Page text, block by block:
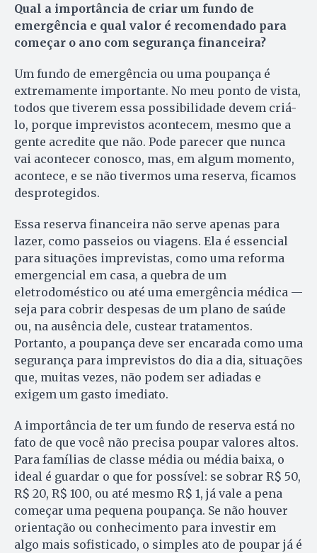
Qual a importância de criar um fundo de
emergência e qual valor é recomendado para
começar o ano com segurança financeira?
Um fundo de emergência ou uma poupança é
extremamente importante. No meu ponto de vista,
todos que tiverem essa possibilidade devem criá-
lo, porque imprevistos acontecem, mesmo que a
gente acredite que não. Pode parecer que nunca
vai acontecer conosco, mas, em algum momento,
acontece, e se não tivermos uma reserva, ficamos
desprotegidos.
Essa reserva financeira não serve apenas para
lazer, como passeios ou viagens. Ela é essencial
para situações imprevistas, como uma reforma
emergencial em casa, a quebra de um
eletrodoméstico ou até uma emergência médica —
seja para cobrir despesas de um plano de saúde
ou, na ausência dele, custear tratamentos.
Portanto, a poupança deve ser encarada como uma
segurança para imprevistos do dia a dia, situações
que, muitas vezes, não podem ser adiadas e
exigem um gasto imediato.
A importância de ter um fundo de reserva está no
fato de que você não precisa poupar valores altos.
Para famílias de classe média ou média baixa, o
ideal é guardar o que for possível: se sobrar R$ 50,
R$ 20, R$ 100, ou até mesmo R$ 1, já vale a pena
começar uma pequena poupança. Se não houver
orientação ou conhecimento para investir em
algo mais sofisticado, o simples ato de poupar já é